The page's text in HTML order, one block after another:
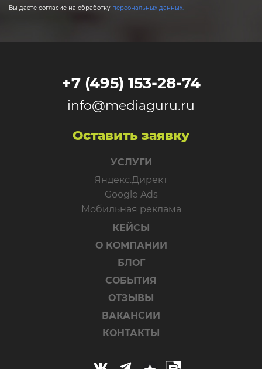
Вы даете согласие на обработку персональных данных.
+7 (495) 153-28-74
info@mediaguru.ru
Оставить заявку
УСЛУГИ
Яндекс.Директ
Google Ads
Мобильная реклама
КЕЙСЫ
О КОМПАНИИ
БЛОГ
СОБЫТИЯ
ОТЗЫВЫ
ВАКАНСИИ
КОНТАКТЫ